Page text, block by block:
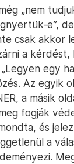
„nem
e”,
csak akkor
a kérdést,
egy
Az egyik
a másik
fogják
és
a